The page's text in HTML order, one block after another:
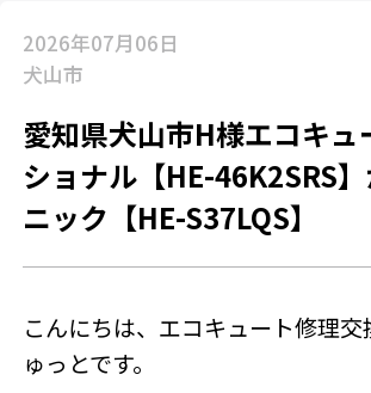
よくある質問
SNSアカウント
2026年07月06日
犬山市
愛知県犬山市H様エコキュ
ショナル【HE-46K2SRS
ニック【HE-S37LQS】
こんにちは、エコキュート修理交
ゅっとです。